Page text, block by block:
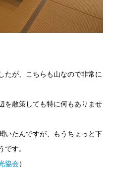
たが、こちらも山なので非常に
を散策しても特に何もありませ
いたんですが、もうちょっと下
です。
協会）